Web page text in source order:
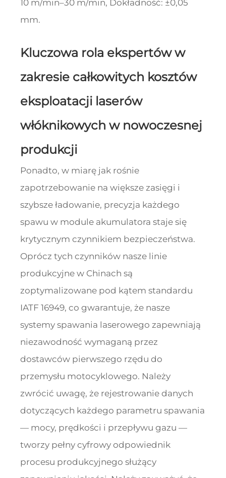
10 m/min–30 m/min, Dokładność: ±0,05
mm.
Kluczowa rola ekspertów w
zakresie całkowitych kosztów
eksploatacji laserów
włóknikowych w nowoczesnej
produkcji
Ponadto, w miarę jak rośnie
zapotrzebowanie na większe zasięgi i
szybsze ładowanie, precyzja każdego
spawu w module akumulatora staje się
krytycznym czynnikiem bezpieczeństwa.
Oprócz tych czynników nasze linie
produkcyjne w Chinach są
zoptymalizowane pod kątem standardu
IATF 16949, co gwarantuje, że nasze
systemy spawania laserowego zapewniają
niezawodność wymaganą przez
dostawców pierwszego rzędu do
przemysłu motocyklowego. Należy
zwrócić uwagę, że rejestrowanie danych
dotyczących każdego parametru spawania
— mocy, prędkości i przepływu gazu —
tworzy pełny cyfrowy odpowiednik
procesu produkcyjnego służący